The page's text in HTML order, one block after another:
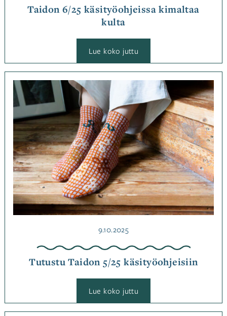
Taidon 6/25 käsityöohjeissa kimaltaa
kulta
Lue koko juttu
6/25
käsityöohjeissa
kimaltaa
Tutustu Taidon 5/25 käsityöohjeisiin
Julkaistu
9.10.2025
Lue koko juttu
Taidon
Kategoriassa
Jutut,
Ohjemallistot